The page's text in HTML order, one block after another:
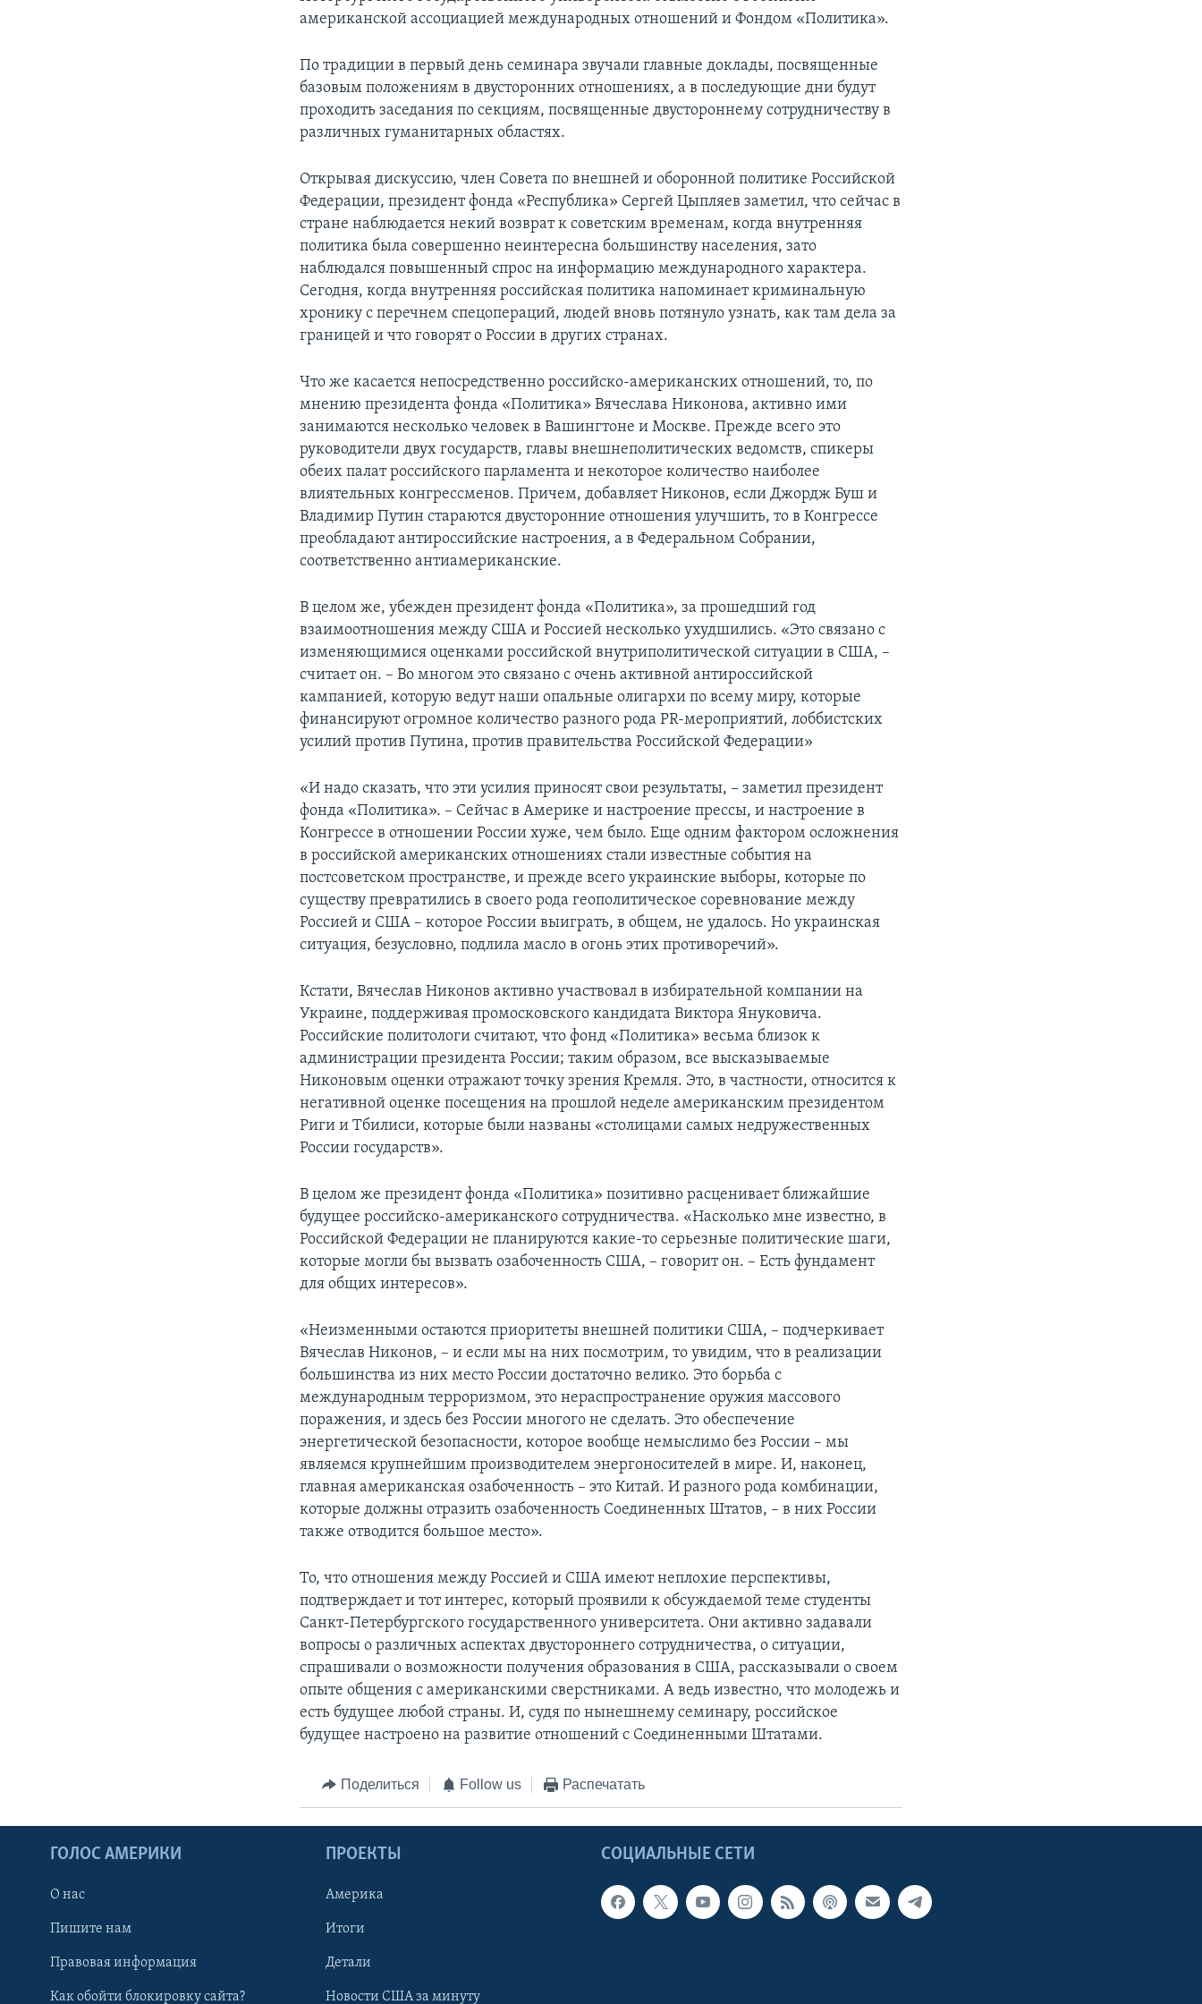
американской ассоциацией международных отношений и Фондом «Политика».
По традиции в первый день семинара звучали главные доклады, посвященные
базовым положениям в двусторонних отношениях, а в последующие дни будут
проходить заседания по секциям, посвященные двустороннему сотрудничеству в
различных гуманитарных областях.
Открывая дискуссию, член Совета по внешней и оборонной политике Российской
Федерации, президент фонда «Республика» Сергей Цыпляев заметил, что сейчас в
стране наблюдается некий возврат к советским временам, когда внутренняя
политика была совершенно неинтересна большинству населения, зато
наблюдался повышенный спрос на информацию международного характера.
Сегодня, когда внутренняя российская политика напоминает криминальную
хронику с перечнем спецопераций, людей вновь потянуло узнать, как там дела за
границей и что говорят о России в других странах.
Что же касается непосредственно российско-американских отношений, то, по
мнению президента фонда «Политика» Вячеслава Никонова, активно ими
занимаются несколько человек в Вашингтоне и Москве. Прежде всего это
руководители двух государств, главы внешнеполитических ведомств, спикеры
обеих палат российского парламента и некоторое количество наиболее
влиятельных конгрессменов. Причем, добавляет Никонов, если Джордж Буш и
Владимир Путин стараются двусторонние отношения улучшить, то в Конгрессе
преобладают антироссийские настроения, а в Федеральном Собрании,
соответственно антиамериканские.
В целом же, убежден президент фонда «Политика», за прошедший год
взаимоотношения между США и Россией несколько ухудшились. «Это связано с
изменяющимися оценками российской внутриполитической ситуации в США, –
считает он. – Во многом это связано с очень активной антироссийской
кампанией, которую ведут наши опальные олигархи по всему миру, которые
финансируют огромное количество разного рода PR-мероприятий, лоббистских
усилий против Путина, против правительства Российской Федерации»
«И надо сказать, что эти усилия приносят свои результаты, – заметил президент
фонда «Политика». – Сейчас в Америке и настроение прессы, и настроение в
Конгрессе в отношении России хуже, чем было. Еще одним фактором осложнения
в российской американских отношениях стали известные события на
постсоветском пространстве, и прежде всего украинские выборы, которые по
существу превратились в своего рода геополитическое соревнование между
Россией и США – которое России выиграть, в общем, не удалось. Но украинская
ситуация, безусловно, подлила масло в огонь этих противоречий».
Кстати, Вячеслав Никонов активно участвовал в избирательной компании на
Украине, поддерживая промосковского кандидата Виктора Януковича.
Российские политологи считают, что фонд «Политика» весьма близок к
администрации президента России; таким образом, все высказываемые
Никоновым оценки отражают точку зрения Кремля. Это, в частности, относится к
негативной оценке посещения на прошлой неделе американским президентом
Риги и Тбилиси, которые были названы «столицами самых недружественных
России государств».
В целом же президент фонда «Политика» позитивно расценивает ближайшие
будущее российско-американского сотрудничества. «Насколько мне известно, в
Российской Федерации не планируются какие-то серьезные политические шаги,
которые могли бы вызвать озабоченность США, – говорит он. – Есть фундамент
для общих интересов».
«Неизменными остаются приоритеты внешней политики США, – подчеркивает
Вячеслав Никонов, – и если мы на них посмотрим, то увидим, что в реализации
большинства из них место России достаточно велико. Это борьба с
международным терроризмом, это нераспространение оружия массового
поражения, и здесь без России многого не сделать. Это обеспечение
энергетической безопасности, которое вообще немыслимо без России – мы
являемся крупнейшим производителем энергоносителей в мире. И, наконец,
главная американская озабоченность – это Китай. И разного рода комбинации,
которые должны отразить озабоченность Соединенных Штатов, – в них России
также отводится большое место».
То, что отношения между Россией и США имеют неплохие перспективы,
подтверждает и тот интерес, который проявили к обсуждаемой теме студенты
Санкт-Петербургского государственного университета. Они активно задавали
вопросы о различных аспектах двустороннего сотрудничества, о ситуации,
спрашивали о возможности получения образования в США, рассказывали о своем
опыте общения с американскими сверстниками. А ведь известно, что молодежь и
есть будущее любой страны. И, судя по нынешнему семинару, российское
будущее настроено на развитие отношений с Соединенными Штатами.
Поделиться Follow us Распечатать
СОЦИАЛЬНЫЕ СЕТИ
ГОЛОС АМЕРИКИ
О нас
Пишите нам
Правовая информация
Как обойти блокировку сайта?
ПРОЕКТЫ
Америка
Итоги
Детали
Новости США за минуту